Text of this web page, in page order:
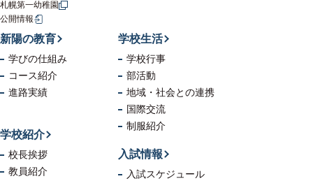
札幌第一幼稚園
公開情報
新陽の教育
学びの仕組み
コース紹介
進路実績
学校生活
学校行事
部活動
地域・社会との連携
国際交流
制服紹介
学校紹介
校長挨拶
教員紹介
入試情報
入試スケジュール